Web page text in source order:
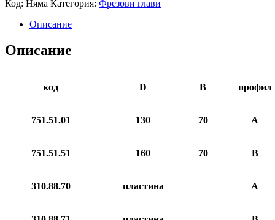
Код: Няма Категория: Фрезови глави
Описание
Описание
код D B профил
751.51.01 130 70 А
751.51.51 160 70 B
310.88.70 пластина А